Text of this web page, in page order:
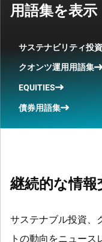
用語集を表示
サステナビリティ投
クオンツ運用用語集
EQUITIES
債券用語集
継続的な情
サステナブル投資、
トの動向をニュース